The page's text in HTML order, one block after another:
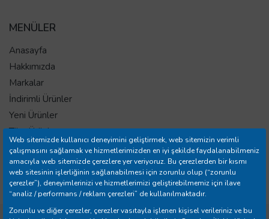
MENÜLER
Anasayfa
Hakkımızda
Markalar
İndirimli Ürünler
Yeni Ürünler
Tüm Ürünler
İletişim
Mağazalar
Banka Hesap Bilgileri
Web sitemizde kullanıcı deneyimini geliştirmek, web sitemizin verimli
çalışmasını sağlamak ve hizmetlerimizden en iyi şekilde faydalanabilmeniz
amacıyla web sitemizde çerezlere yer veriyoruz. Bu çerezlerden bir kısmı
web sitesinin işlerliğinin sağlanabilmesi için zorunlu olup (“zorunlu
çerezler”), deneyimlerinizi ve hizmetlerimizi geliştirebilmemiz için ilave
“analiz / performans / reklam çerezleri” de kullanılmaktadır.
Zorunlu ve diğer çerezler, çerezler vasıtayla işlenen kişisel verileriniz ve bu